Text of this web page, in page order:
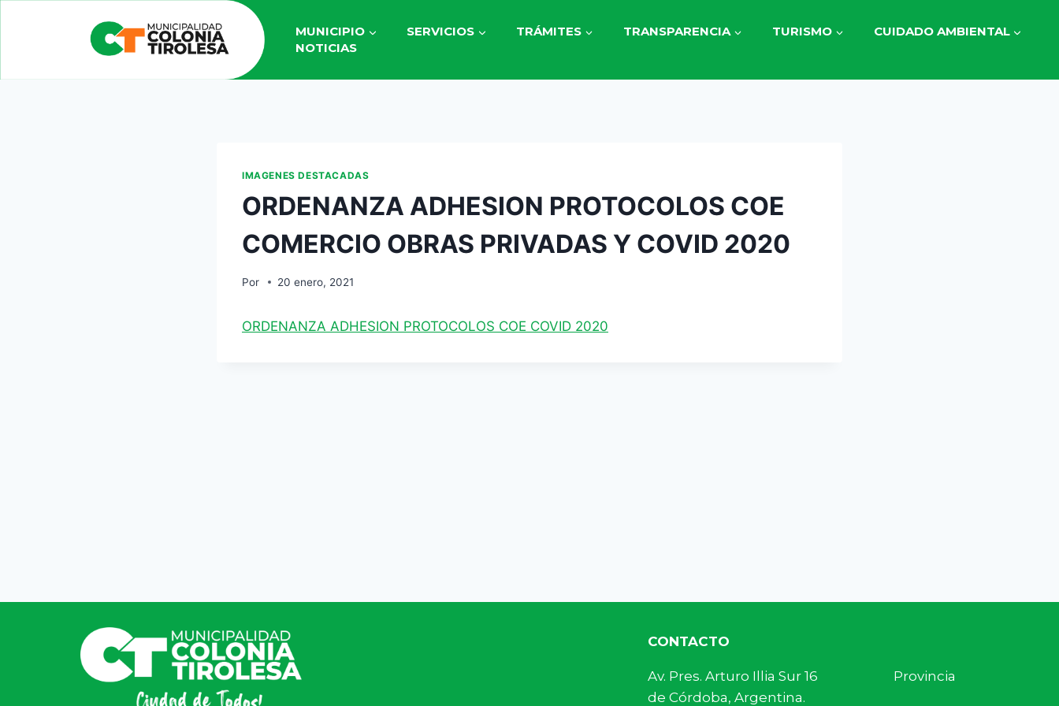
MUNICIPIO SERVICIOS TRÁMITES TRANSPARENCIA TURISMO
CUIDADO AMBIENTAL
NOTICIAS
IMAGENES DESTACADAS
ORDENANZA ADHESION PROTOCOLOS COE
COMERCIO OBRAS PRIVADAS Y COVID 2020
Por 20 enero, 2021
ORDENANZA ADHESION PROTOCOLOS COE COVID 2020
CONTACTO
Av. Pres. Arturo Illia Sur 16 Provincia
de Córdoba, Argentina.